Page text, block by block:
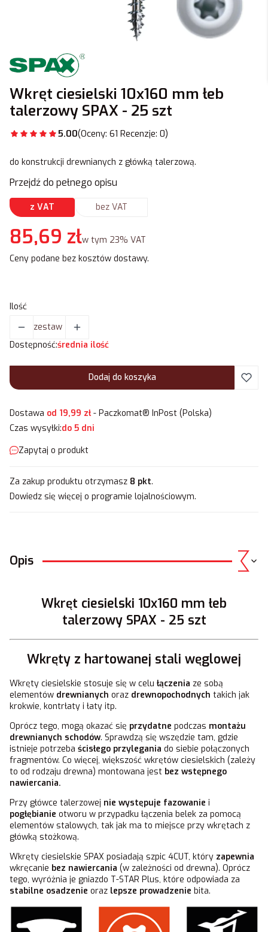
Wkręt ciesielski 10x160 mm łeb
talerzowy SPAX - 25 szt
5.00(Oceny: 61 Recenzje: 0)
do konstrukcji drewnianych z główką talerzową.
Przejdź do pełnego opisu
z VAT bez VAT
Cena
85,69 złw tym 23% VAT
w tym 23% VAT
Ceny podane bez kosztów dostawy.
Ilość
zestaw
Dostępność:średnia ilość
Dodaj do koszyka
Dostawa od 19,99 zł- Paczkomat® InPost (Polska)
Czas wysyłki:do 5 dni
Zapytaj o produkt
Za zakup produktu otrzymasz 8 pkt.
Dowiedz się więcej o programie lojalnościowym.
Opis
Wkręt ciesielski 10x160 mm łeb
talerzowy SPAX - 25 szt
Wkręty z hartowanej stali węglowej
Wkręty ciesielskie stosuje się w celu łączenia ze sobą
elementów drewnianych oraz drewnopochodnych takich jak
krokwie, kontrłaty i łaty itp.
Oprócz tego, mogą okazać się przydatne podczas montażu
drewnianych schodów. Sprawdzą się wszędzie tam, gdzie
istnieje potrzeba ścisłego przylegania do siebie połączonych
fragmentów. Co więcej, większość wkrętów ciesielskich (zależy
to od rodzaju drewna) montowana jest bez wstępnego
nawiercania.
Przy główce talerzowej nie występuje fazowanie i
pogłębianie otworu w przypadku łączenia belek za pomocą
elementów stalowych, tak jak ma to miejsce przy wkrętach z
główką stożkową.
Wkręty ciesielskie SPAX posiadają szpic 4CUT, który zapewnia
wkręcanie bez nawiercania (w zależności od drewna). Oprócz
tego, wyróżnia je gniazdo T-STAR Plus, które odpowiada za
stabilne osadzenie oraz lepsze prowadzenie bita.